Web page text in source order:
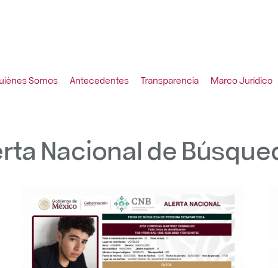
Somos Antecedentes Transparencia Marco Jurídico
Nacional de